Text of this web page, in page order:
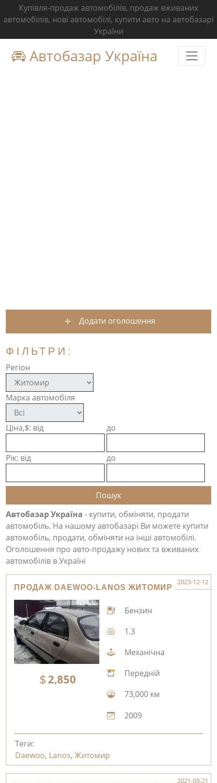
Купівля-продаж автомобілів, продаж вживаних
автомобілів, нові автомобілі, купити авто на автобазарі
України
Автобазар Україна
Додати оголошення
ФІЛЬТРИ:
Регіон
Марка автомобіля
Ціна,$: від до
Рік: від до
Автобазар Україна - купити, обміняти, продати
автомобіль. На нашому автобазарі Ви можете купити
автомобіль, продати, обміняти на інші автомобілі.
Оголошення про авто-продажу нових та вживаних
автомобілів в Україні
ПРОДАЖ DAEWOO-LANOS ЖИТОМИР
2023-12-12
2,850
Бензин
1.3
Механічна
Передній
73,000 км
2009
Теги:
Daewoo, Lanos, Житомир
2021-09-21